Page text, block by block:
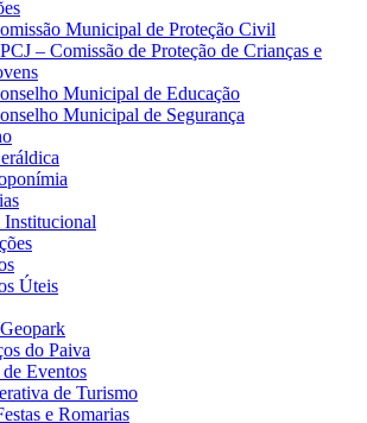
Municipal de Proteção Civil
– Comissão de Proteção de Crianças e
Municipal de Educação
Municipal de Segurança
Institucional
Úteis
do Paiva
Eventos
de Turismo
e Romarias